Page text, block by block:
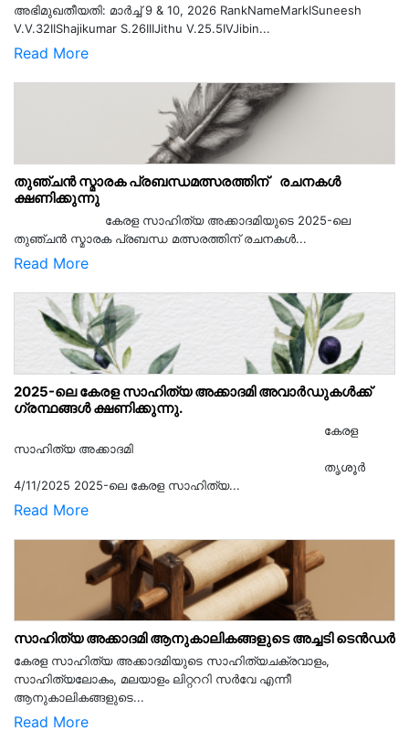
അഭിമുഖതീയതി: മാർച്ച് 9 & 10, 2026 RankNameMarkISuneesh
V.V.32IIShajikumar S.26IIIJithu V.25.5IVJibin...
Read More
തുഞ്ചൻ സ്മാരക പ്രബന്ധമത്സരത്തിന് രചനകൾ
ക്ഷണിക്കുന്നു
കേരള സാഹിത്യ അക്കാദമിയുടെ 2025-ലെ
തുഞ്ചൻ സ്മാരക പ്രബന്ധ മത്സരത്തിന് രചനകൾ...
Read More
2025-ലെ കേരള സാഹിത്യ അക്കാദമി അവാർഡുകൾക്ക്
ഗ്രന്ഥങ്ങൾ ക്ഷണിക്കുന്നു.
കേരള
സാഹിത്യ അക്കാദമി
തൃശൂര്‍
4/11/2025 2025-ലെ കേരള സാഹിത്യ...
Read More
സാഹിത്യ അക്കാദമി ആനുകാലികങ്ങളുടെ അച്ചടി ടെൻഡർ
കേരള സാഹിത്യ അക്കാദമിയുടെ സാഹിത്യചക്രവാളം,
സാഹിത്യലോകം, മലയാളം ലിറ്റററി സർവേ എന്നീ
ആനുകാലികങ്ങളുടെ...
Read More